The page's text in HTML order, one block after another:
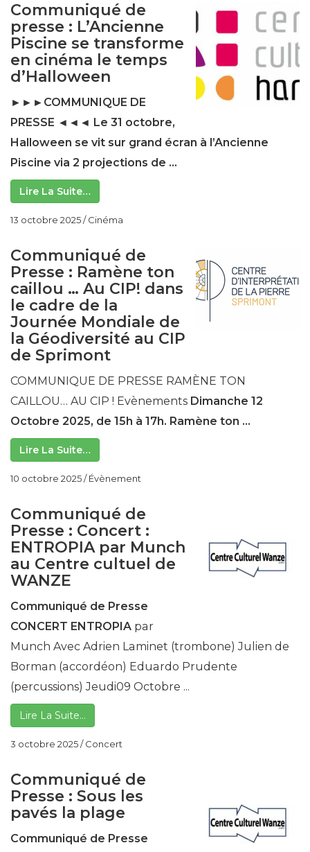
Communiqué de
presse : L’Ancienne
Piscine se transforme
en cinéma le temps
d’Halloween
►►►COMMUNIQUE DE
PRESSE ◄◄◄ Le 31 octobre,
Halloween se vit sur grand écran à l’Ancienne
Piscine via 2 projections de ...
Lire La Suite…
13 octobre 2025/Cinéma
Communiqué de
Presse : Ramène ton
caillou … Au CIP! dans
le cadre de la
Journée Mondiale de
la Géodiversité au CIP
de Sprimont
COMMUNIQUE DE PRESSE RAMÈNE TON
CAILLOU… AU CIP ! Evènements Dimanche 12
Octobre 2025, de 15h à 17h. Ramène ton ...
Lire La Suite…
10 octobre 2025/Évènement
Communiqué de
Presse : Concert :
ENTROPIA par Munch
au Centre cultuel de
WANZE
Communiqué de Presse
CONCERT ENTROPIA par
Munch Avec Adrien Laminet (trombone) Julien de
Borman (accordéon) Eduardo Prudente
(percussions) Jeudi09 Octobre ...
Lire La Suite…
3 octobre 2025/Concert
Communiqué de
Presse : Sous les
pavés la plage
Communiqué de Presse